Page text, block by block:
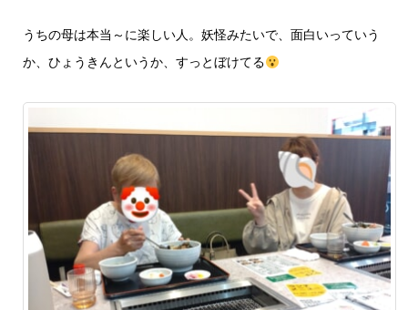
うちの母は本当～に楽しい人。妖怪みたいで、面白いっていう
か、ひょうきんというか、すっとぼけてる